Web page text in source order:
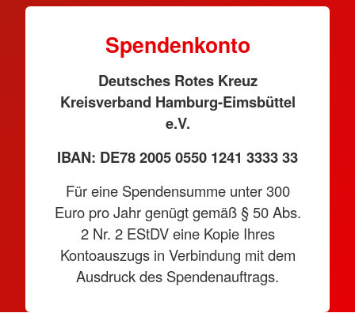
Spendenkonto
Deutsches Rotes Kreuz
Kreisverband Hamburg-Eimsbüttel
e.V.
IBAN: DE78 2005 0550 1241 3333 33
Für eine Spendensumme unter 300
Euro pro Jahr genügt gemäß § 50 Abs.
2 Nr. 2 EStDV eine Kopie Ihres
Kontoauszugs in Verbindung mit dem
Ausdruck des Spendenauftrags.